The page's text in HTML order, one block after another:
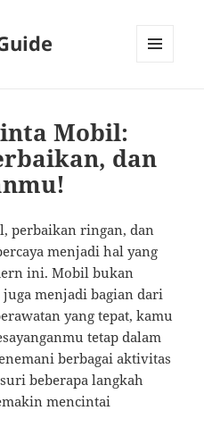
Mobil:
dan
perbaikan ringan, dan
menjadi hal yang
ini. Mobil bukan
menjadi bagian dari
yang tepat, kamu
tetap dalam
berbagai aktivitas
beberapa langkah
mencintai